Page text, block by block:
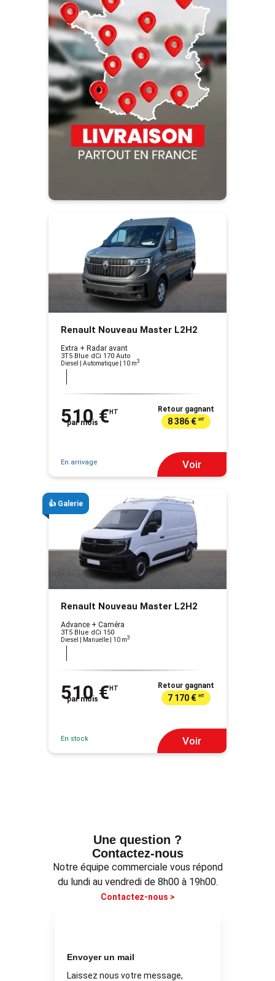
Renault Nouveau Master L2H2
Extra + Radar avant
3T5 Blue dCi 170 Auto
Diesel | Automatique | 10 m3
510 € HT
par mois
Retour gagnant
8 386 € HT
En arrivage Voir
👍 Galerie
Renault Nouveau Master L2H2
Advance + Caméra
3T5 Blue dCi 150
Diesel | Manuelle | 10 m3
510 € HT
par mois
Retour gagnant
7 170 € HT
En stock Voir
Une question ?
Contactez-nous
Notre équipe commerciale vous répond
du lundi au vendredi de 8h00 à 19h00.
Contactez-nous >
Envoyer un mail
Laissez nous votre message,